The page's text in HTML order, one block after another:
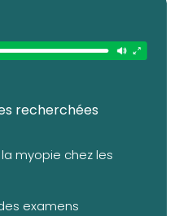
recherchées
myopie chez les
examens